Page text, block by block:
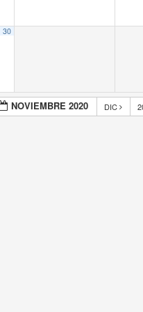
30
NOVIEMBRE 2020 DIC